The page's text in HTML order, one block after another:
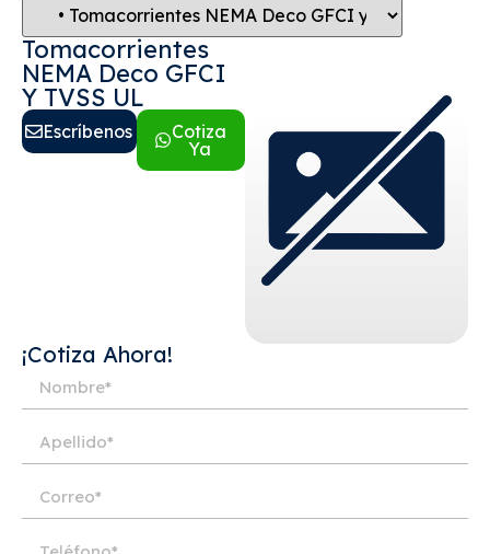
Tomacorrientes
NEMA Deco GFCI
Y TVSS UL
Escríbenos
Cotiza
Ya
¡Cotiza Ahora!